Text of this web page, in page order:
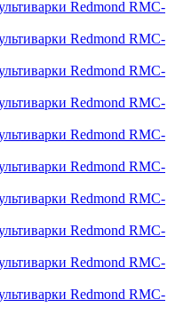
Redmond RMC-
Redmond RMC-
Redmond RMC-
Redmond RMC-
Redmond RMC-
Redmond RMC-
Redmond RMC-
Redmond RMC-
Redmond RMC-
Redmond RMC-